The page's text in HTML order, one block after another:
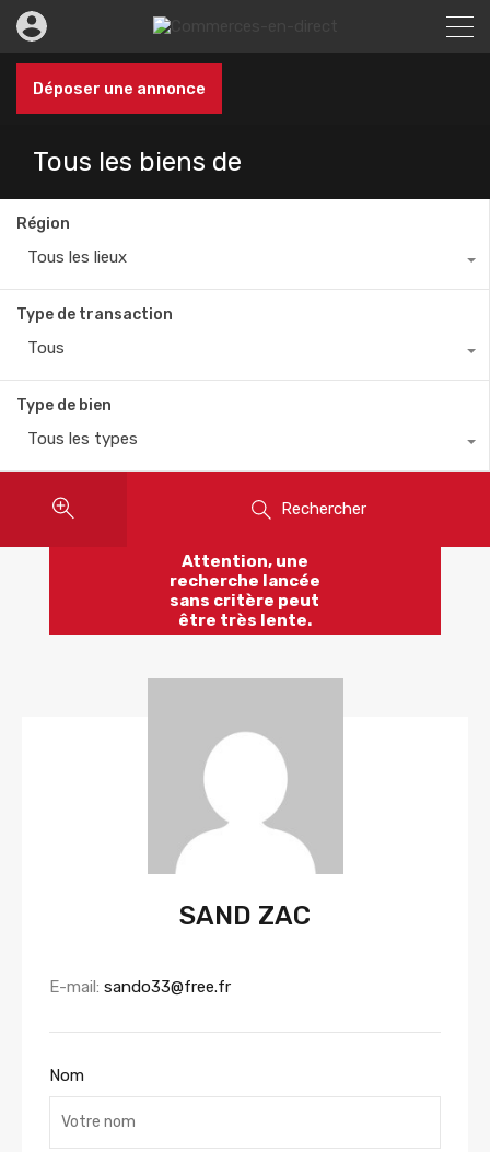
Déposer une annonce
Tous les biens de
Région
Tous les lieux
Type de transaction
Tous
Type de bien
Tous les types
Rechercher
Attention, une
recherche lancée
sans critère peut
être très lente.
SAND ZAC
E-mail: sando33@free.fr
Nom